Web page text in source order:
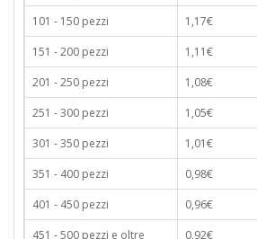
101 - 150 pezzi
1,17€
151 - 200 pezzi
1,11€
201 - 250 pezzi
1,08€
251 - 300 pezzi
1,05€
301 - 350 pezzi
1,01€
351 - 400 pezzi
0,98€
401 - 450 pezzi
0,96€
451 - 500 pezzi e oltre
0,92€